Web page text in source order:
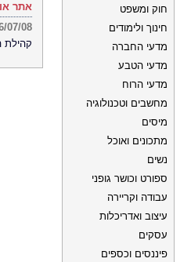
אתר
07/08
קהילת
חוק ומשפט
חינוך ולימודים
מדעי החברה
מדעי הטבע
מדעי הרוח
מחשבים וטכנולוגיה
מיסים
מתכונים ואוכל
נשים
ספורט וכושר גופני
עבודה וקריירה
עיצוב ואדריכלות
עסקים
פיננסים וכספים